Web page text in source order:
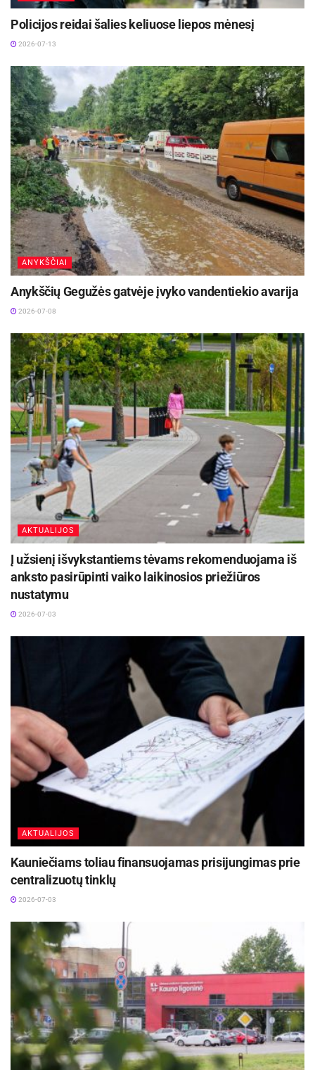
Policijos reidai šalies keliuose liepos mėnesį
2026-07-13
ANYKŠČIAI
Anykščių Gegužės gatvėje įvyko vandentiekio avarija
2026-07-08
AKTUALIJOS
Į užsienį išvykstantiems tėvams rekomenduojama iš
anksto pasirūpinti vaiko laikinosios priežiūros
nustatymu
2026-07-03
AKTUALIJOS
Kauniečiams toliau finansuojamas prisijungimas prie
centralizuotų tinklų
2026-07-03